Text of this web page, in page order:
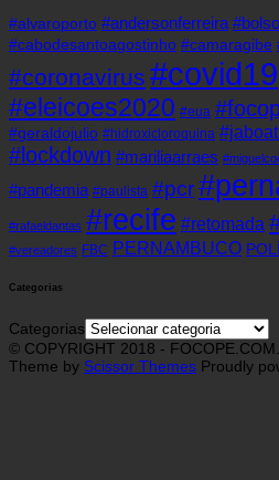
#alvaroporto #andersonferreira
#cabodesantoagostinho #camaragibe
#coronavirus #covid19
#eleicoes2020 #eua
#geraldojulio #hidroxicloroquina
#lockdown #mariliaarraes
#pandemia #paulista #pcr
#rafaeldantas #recife #retomada
#vereadores FBC PERNAMBUCO
Categorias
Categorias
© COPYRIGHT 2018 -
Theme by Scissor Themes Proudly